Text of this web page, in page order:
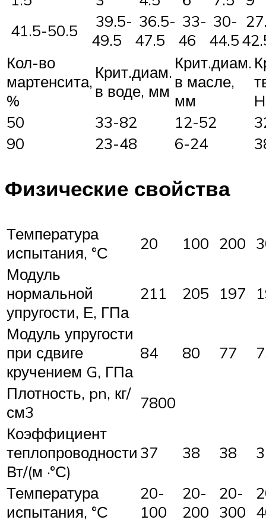
41.5-50.5
39.5-
49.5
36.5-
47.5
33-
46
30-
44.5
Кол-во
мартенсита,
%
Крит.диам.
в воде, мм
Крит.диам.
в масле,
мм
50
33-82 12-52
90
23-48 6-24
Физические свойства
Температура
испытания, °С
20 100 200
Модуль
нормальной
упругости, Е, ГПа
211 205 197
Модуль упругости
при сдвиге
кручением G, ГПа
84 80 77
Плотность, pn, кг/
см3
7800
Коэффициент
теплопроводности
Вт/(м ·°С)
37 38 38
Температура
испытания, °С
20-
100
20-
200
20-
300